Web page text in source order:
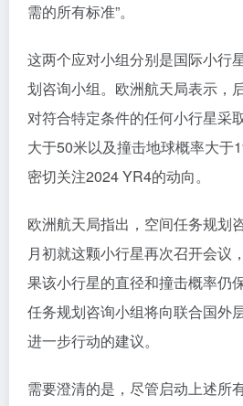
需的所有标准”。
这两个应对小组分别是国际小行
划咨询小组。欧洲航天局表示，
对符合特定条件的任何小行星采
大于50米以及撞击地球概率大于
密切关注2024 YR4的动向。
欧洲航天局指出，空间任务规划
月初就这颗小行星再次召开会议
果该小行星的直径和撞击概率仍
任务规划咨询小组将向联合国外
进一步行动的建议。
需要澄清的是，尽管启动上述所